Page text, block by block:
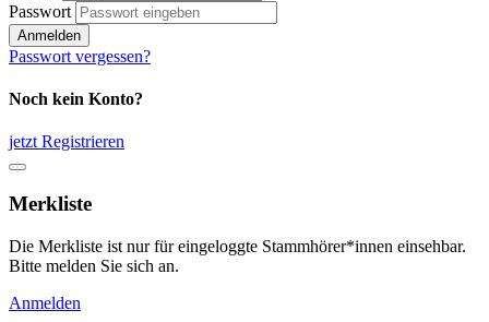
Passwort
Anmelden
Passwort vergessen?
Noch kein Konto?
jetzt Registrieren
Merkliste
Die Merkliste ist nur für eingeloggte Stammhörer*innen einsehbar.
Bitte melden Sie sich an.
Anmelden